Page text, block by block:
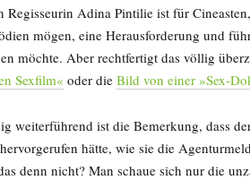
Regisseurin Adina Pintilie ist für
mögen, eine Herausforderung und
möchte. Aber rechtfertigt das völlig
Sexfilm« oder die Bild von einer »Sex-
weiterführend ist die Bemerkung, dass
hätte, wie sie die
denn nicht? Man schaue sich nur die